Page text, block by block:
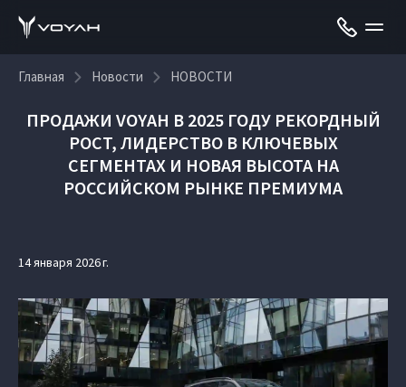
Главная Новости НОВОСТИ
ПРОДАЖИ VOYAH В 2025 ГОДУ РЕКОРДНЫЙ
РОСТ, ЛИДЕРСТВО В КЛЮЧЕВЫХ
СЕГМЕНТАХ И НОВАЯ ВЫСОТА НА
РОССИЙСКОМ РЫНКЕ ПРЕМИУМА
14 января 2026 г.